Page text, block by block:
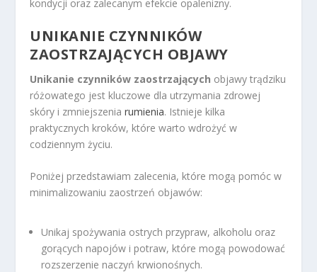
kondycji oraz zalecanym efekcie opalenizny.
UNIKANIE CZYNNIKÓW
ZAOSTRZAJĄCYCH OBJAWY
Unikanie czynników zaostrzających objawy trądziku
różowatego jest kluczowe dla utrzymania zdrowej
skóry i zmniejszeniarumienia. Istnieje kilka
praktycznych kroków, które warto wdrożyć w
codziennym życiu.
Poniżej przedstawiam zalecenia, które mogą pomóc w
minimalizowaniu zaostrzeń objawów:
Unikaj spożywania ostrych przypraw, alkoholu oraz
gorących napojów i potraw, które mogą powodować
rozszerzenie naczyń krwionośnych.